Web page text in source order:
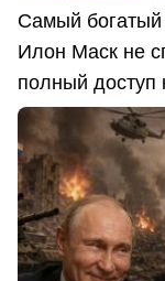
Самый
Илон Маск не
полный доступ